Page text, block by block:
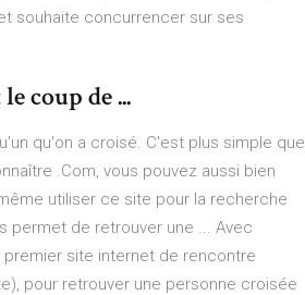
souhaite concurrencer sur ses
coup de ...
qu'on a croisé. C'est plus simple que
.Com, vous pouvez aussi bien
utiliser ce site pour la recherche
permet de retrouver une ... Avec
premier site internet de rencontre
pour retrouver une personne croisée